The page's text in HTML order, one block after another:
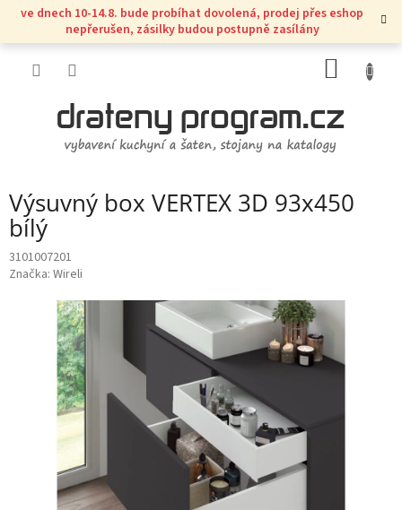
Přejít
obsah
ve dnech 10-14.8. bude probíhat dovolená, prodej přes eshop
nepřerušen, zásilky budou postupně zasílány
KOŠÍK
Výsuvný box VERTEX 3D 93x450
bílý
3101007201
Značka: Wireli